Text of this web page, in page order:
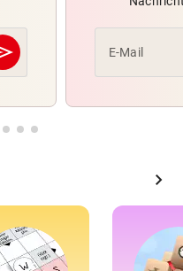
Abschicken E-Mail
chevron_right